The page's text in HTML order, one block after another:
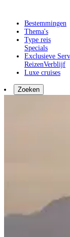
Bestemmingen
Thema's
Type reis
Specials
Exclusieve
ReizenVerblijf
Luxe cruises
Zoeken